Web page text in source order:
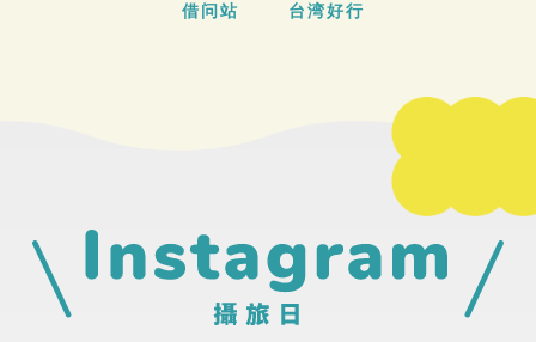
借问站 台湾好行